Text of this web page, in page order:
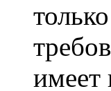
имеет